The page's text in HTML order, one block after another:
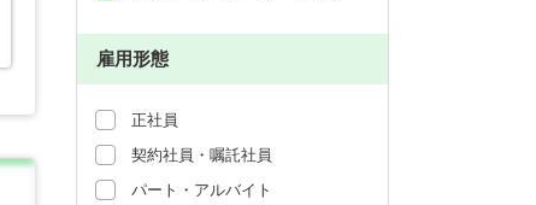
雇用形態
正社員
契約社員・嘱託社員
パート・アルバイト